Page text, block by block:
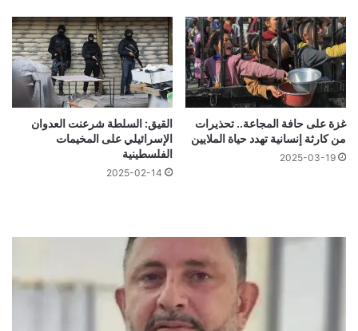
غزة على حافة المجاعة.. تحذيرات
من كارثة إنسانية تهدد حياة الملايين
2025-03-19
القيق: السلطة شرعنت العدوان
الإسرائيلي على المخيمات
الفلسطينية
2025-02-14